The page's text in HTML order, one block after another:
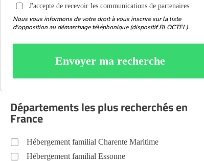
J'accepte de recevoir les communications de partenaires
Nous vous informons de votre droit à vous inscrire sur la liste
d'opposition au démarchage téléphonique (dispositif BLOCTEL).
Envoyer ma recherche
Départements les plus recherchés en
France
Hébergement familial Charente Maritime
Hébergement familial Essonne